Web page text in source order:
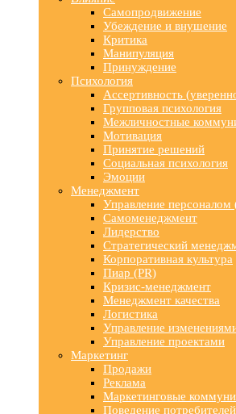
Самопродвижение
Убеждение и внушение
Критика
Манипуляция
Принуждение
Психология
Ассертивность
Групповая психология
Межличностные
Мотивация
Принятие решений
Социальная психология
Эмоции
Менеджмент
Управление персоналом
Самоменеджмент
Лидерство
Стратегический
Корпоративная культура
Пиар (PR)
Кризис-менеджмент
Менеджмент качества
Логистика
Управление
Управление проектами
Маркетинг
Продажи
Реклама
Маркетинговые
Поведение потребителей